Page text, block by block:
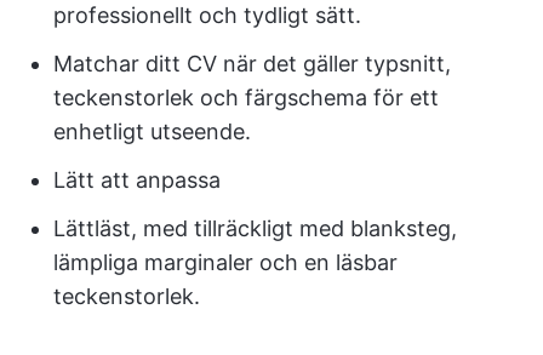
professionellt och tydligt sätt.
Matchar ditt CV när det gäller typsnitt,
teckenstorlek och färgschema för ett
enhetligt utseende.
Lätt att anpassa
Lättläst, med tillräckligt med blanksteg,
lämpliga marginaler och en läsbar
teckenstorlek.